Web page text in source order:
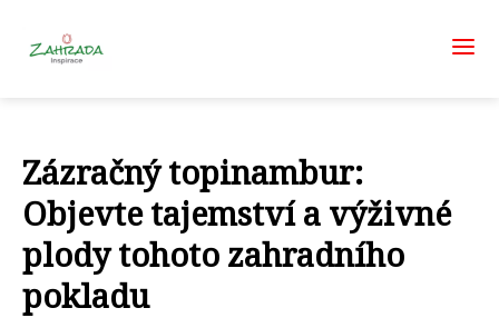
Zázračný topinambur:
Objevte tajemství a výživné
plody tohoto zahradního
pokladu